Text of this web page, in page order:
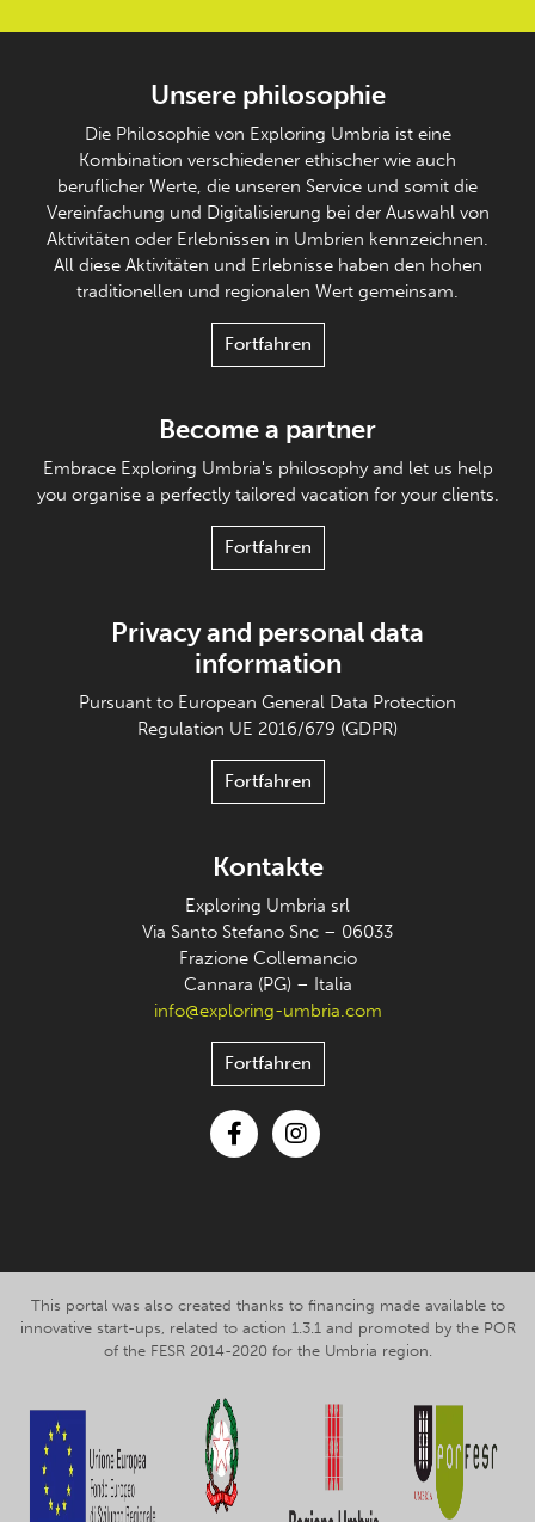
Unsere philosophie
Die Philosophie von Exploring Umbria ist eine
Kombination verschiedener ethischer wie auch
beruflicher Werte, die unseren Service und somit die
Vereinfachung und Digitalisierung bei der Auswahl von
Aktivitäten oder Erlebnissen in Umbrien kennzeichnen.
All diese Aktivitäten und Erlebnisse haben den hohen
traditionellen und regionalen Wert gemeinsam.
Fortfahren
Become a partner
Embrace Exploring Umbria's philosophy and let us help
you organise a perfectly tailored vacation for your clients.
Fortfahren
Privacy and personal data
information
Pursuant to European General Data Protection
Regulation UE 2016/679 (GDPR)
Fortfahren
Kontakte
Exploring Umbria srl
Via Santo Stefano Snc – 06033
Frazione Collemancio
Cannara (PG) – Italia
info@exploring-umbria.com
Fortfahren
This portal was also created thanks to financing made available to
innovative start-ups, related to action 1.3.1 and promoted by the POR
of the FESR 2014-2020 for the Umbria region.